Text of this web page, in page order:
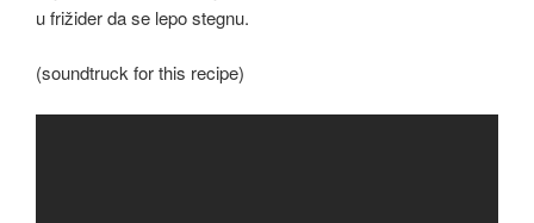
u frižider da se lepo stegnu.
(soundtruck for this recipe)